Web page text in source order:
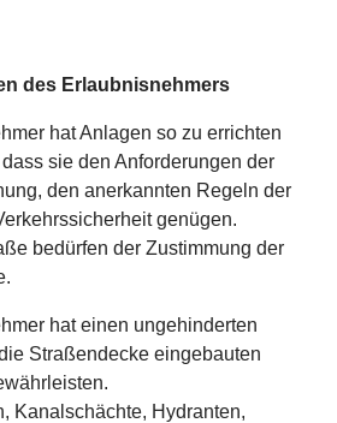
des Erlaubnisnehmers
hat Anlagen so zu errichten
sie den Anforderungen der
den anerkannten Regeln der
genügen.
bedürfen der Zustimmung der
hat einen ungehinderten
Straßendecke eingebauten
Kanalschächte, Hydranten,